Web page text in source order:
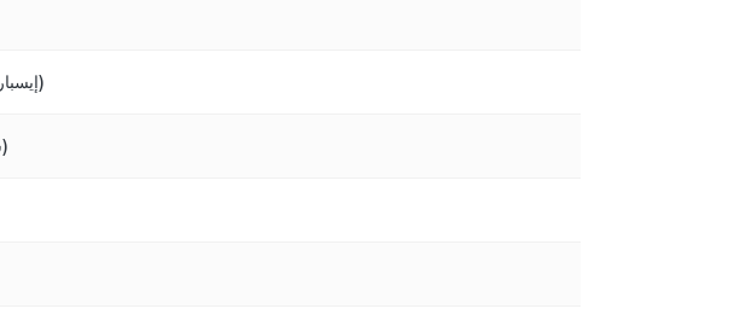
(إيسبارتا / سوتشولار)
(شانكيري / كورغون)